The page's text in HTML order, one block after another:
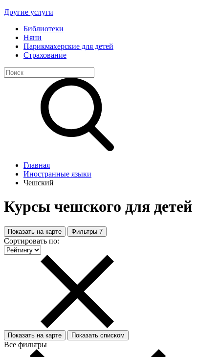
Другие услуги
Библиотеки
Няни
Парикмахерские для детей
Страхование
Главная
Иностранные языки
Чешский
Курсы чешского для детей
Показать на карте Фильтры 7
Сортировать по:
Показать на карте Показать списком
Все фильтры